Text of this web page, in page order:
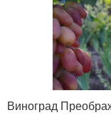
Виноград